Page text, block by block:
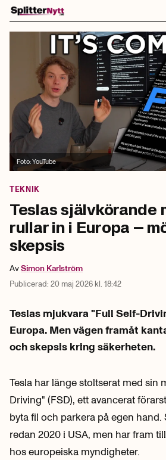
Hoppa till innehåll
Foto:YouTube
TEKNIK
Teslas självkörande
rullar in i Europa –
skepsis
AvSimon Karlström
Publicerad: 20 maj 2026 kl. 18:42
Teslas mjukvara "Full Self-
Europa. Men vägen framåt
och skepsis kring säkerheten.
Tesla har länge stoltserat med sin
Driving" (FSD), ett avancerat
byta fil och parkera på egen hand.
redan 2020 i USA, men har fram
hos europeiska myndigheter.